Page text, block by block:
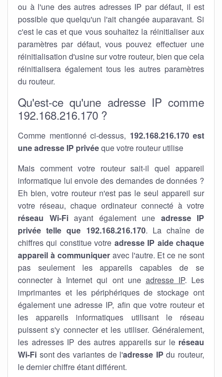
ou à l'une des autres adresses IP par défaut, il est
possible que quelqu'un l'ait changée auparavant. Si
c'est le cas et que vous souhaitez la réinitialiser aux
paramètres par défaut, vous pouvez effectuer une
réinitialisation d'usine sur votre routeur, bien que cela
réinitialisera également tous les autres paramètres
du routeur.
Qu'est-ce qu'une adresse IP comme
192.168.216.170 ?
Comme mentionné ci-dessus, 192.168.216.170 est
une adresse IP privéeque votre routeur utilise
Mais comment votre routeur sait-il quel appareil
informatique lui envoie des demandes de données ?
Eh bien, votre routeur n'est pas le seul appareil sur
votre réseau, chaque ordinateur connecté à votre
réseau Wi-Fiayant également une adresse IP
privée telle que 192.168.216.170. La chaîne de
chiffres qui constitue votre adresse IP aide chaque
appareil à communiqueravec l'autre. Et ce ne sont
pas seulement les appareils capables de se
connecter à Internet qui ont une adresse IP. Les
imprimantes et les périphériques de stockage ont
également une adresse IP, afin que votre routeur et
les appareils informatiques utilisant le réseau
puissent s'y connecter et les utiliser. Généralement,
les adresses IP des autres appareils sur le réseau
Wi-Fi sont des variantes de l'adresse IP du routeur,
le dernier chiffre étant différent.